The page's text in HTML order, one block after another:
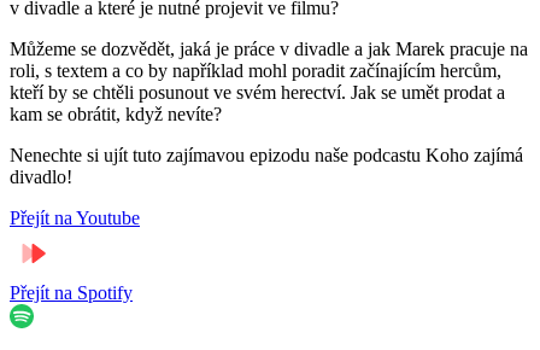
v divadle a které je nutné projevit ve filmu?
Můžeme se dozvědět, jaká je práce v divadle a jak Marek pracuje na
roli, s textem a co by například mohl poradit začínajícím hercům,
kteří by se chtěli posunout ve svém herectví. Jak se umět prodat a
kam se obrátit, když nevíte?
Nenechte si ujít tuto zajímavou epizodu naše podcastu Koho zajímá
divadlo!
Přejít na Youtube
Přejít na Spotify